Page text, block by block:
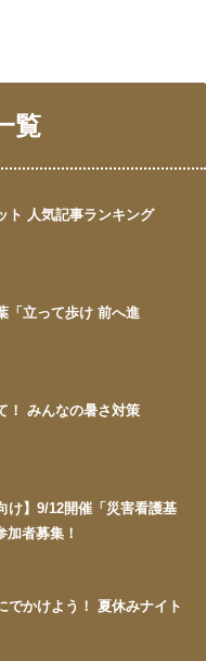
覧
ト 人気記事ランキング
「立って歩け 前へ進
！ みんなの暑さ対策
け】9/12開催「災害看護基
者募集！
でかけよう！ 夏休みナイト